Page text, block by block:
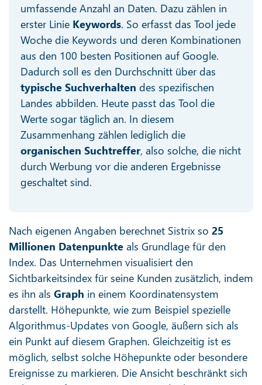
umfassende Anzahl an Daten. Dazu zählen in
erster Linie Keywords. So erfasst das Tool jede
Woche die Keywords und deren Kombinationen
aus den 100 besten Positionen auf Google.
Dadurch soll es den Durchschnitt über das
typische Suchverhalten des spezifischen
Landes abbilden. Heute passt das Tool die
Werte sogar täglich an. In diesem
Zusammenhang zählen lediglich die
organischen Suchtreffer, also solche, die nicht
durch Werbung vor die anderen Ergebnisse
geschaltet sind.
Nach eigenen Angaben berechnet Sistrix so 25
Millionen Datenpunkte als Grundlage für den
Index. Das Unternehmen visualisiert den
Sichtbarkeitsindex für seine Kunden zusätzlich, indem
es ihn als Graph in einem Koordinatensystem
darstellt. Höhepunkte, wie zum Beispiel spezielle
Algorithmus-Updates von Google, äußern sich als
ein Punkt auf diesem Graphen. Gleichzeitig ist es
möglich, selbst solche Höhepunkte oder besondere
Ereignisse zu markieren. Die Ansicht beschränkt sich